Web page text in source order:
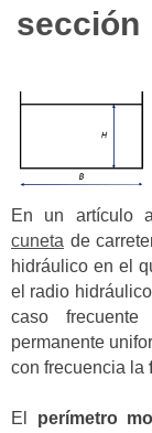
sección
En un artículo
cuneta de
hidráulico en el
el radio
caso
permanente
con frecuencia la
El perímetro